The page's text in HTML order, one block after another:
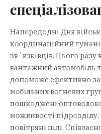
Напередодні Дня
координаційний
звʼязківців. Цього
вантажний автомобіль
допоможе ефективно
мобільних вогневих
пошкоджені
можливості
повітряні цілі.